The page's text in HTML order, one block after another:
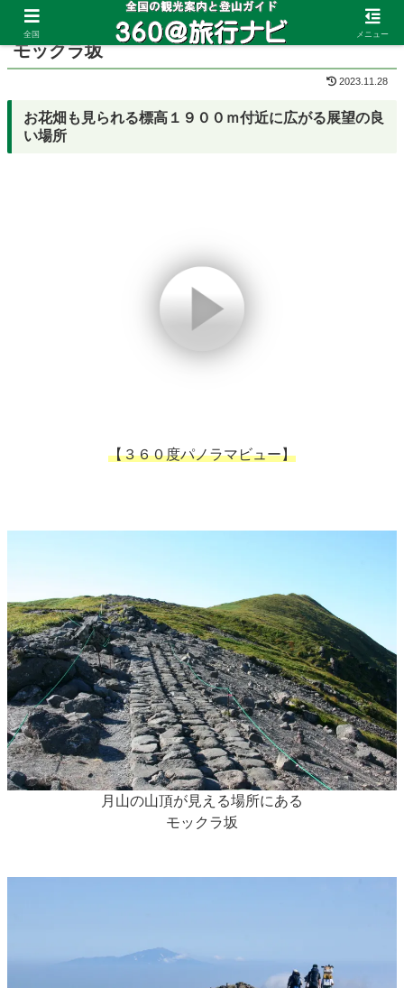
ホーム 山形県 月山
モックラ坂
2023.11.28
お花畑も見られる標高１９００ｍ付近に広がる展望の良
い場所
【３６０度パノラマビュー】
月山の山頂が見える場所にある
モックラ坂
全国 メニュー